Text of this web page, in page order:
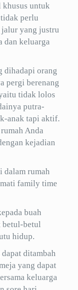
khusus untuk
perlu
jalur yang justru
dan keluarga
dihadapi orang
pergi berenang
tidak lolos
putra-
anak tapi aktif.
Anda
kejadian
dalam rumah
family time
buah
betul-betul
hidup.
ditambah
yang dapat
keluarga